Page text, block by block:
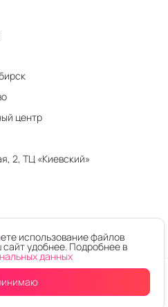
о поступлении
центр
2, ТЦ «Киевский»
без письменного
2DROIDA
использование файлов
удобнее. Подробнее в
данных